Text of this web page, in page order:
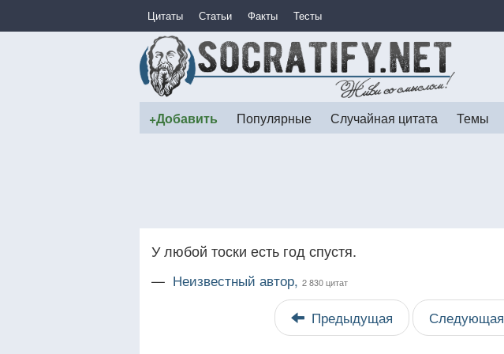
Цитаты Статьи Факты Тесты
+Добавить Популярные Случайная цитата Темы
У любой тоски есть год спустя.
— Неизвестный автор, 2 830 цитат
Предыдущая Следующая